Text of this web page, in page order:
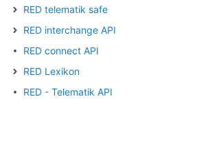
RED telematik safe
RED interchange API
RED connect API
RED Lexikon
RED - Telematik API